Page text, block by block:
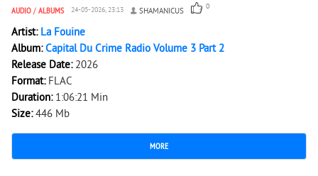
AUDIO / ALBUMS 24-05-2026, 23:13 SHAMANICUS 0
Artist: La Fouine
Album:Capital Du Crime Radio Volume 3 Part 2
Release Date: 2026
Format: FLAC
Duration: 1:06:21 Min
Size:446 Mb
MORE
5 157 0